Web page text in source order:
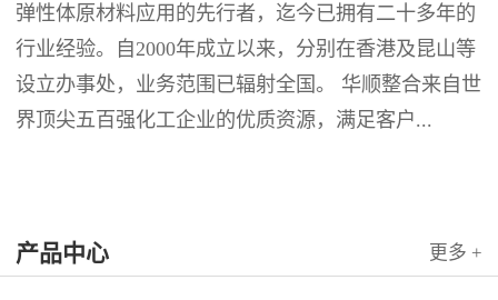
弹性体原材料应用的先行者，迄今已拥有二十多年的
行业经验。自2000年成立以来，分别在香港及昆山等
设立办事处，业务范围已辐射全国。 华顺整合来自世
界顶尖五百强化工企业的优质资源，满足客户...
产品中心 更多 +